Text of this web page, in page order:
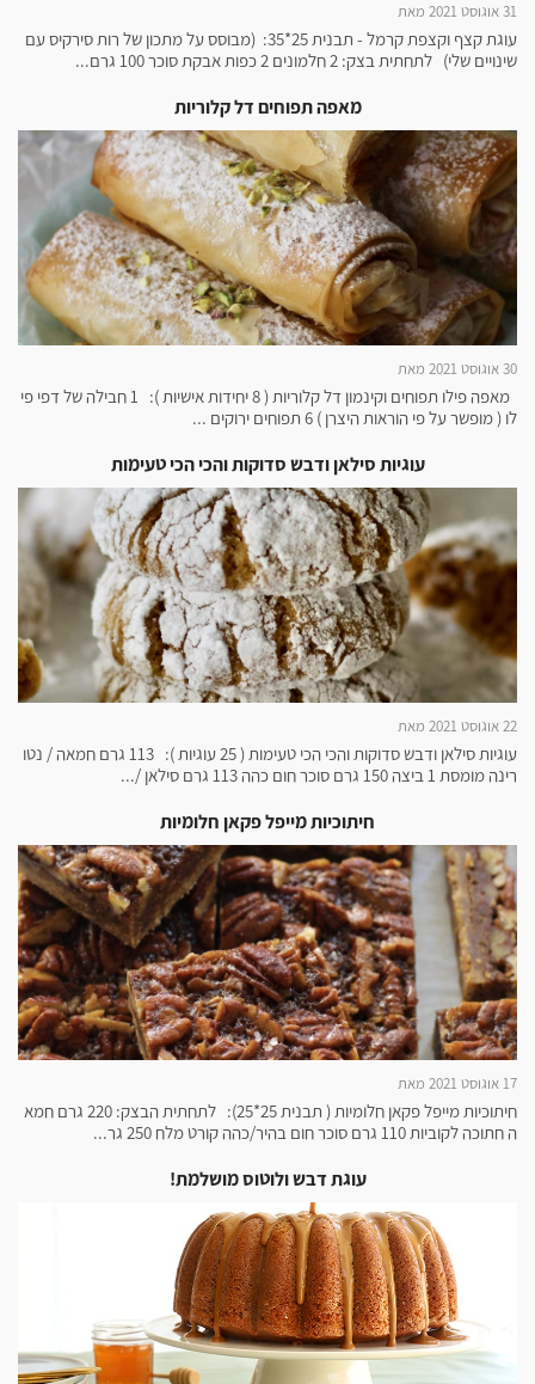
31 אוגוסט 2021 מאת
עוגת קצף וקצפת קרמל - תבנית 25*35: (מבוסס על מתכון של רות סירקיס עם
שינויים שלי) לתחתית בצק: 2 חלמונים 2 כפות אבקת סוכר 100 גרם...
מאפה תפוחים דל קלוריות
30 אוגוסט 2021 מאת
מאפה פילו תפוחים וקינמון דל קלוריות ( 8 יחידות אישיות ): 1 חבילה של דפי פי
לו ( מופשר על פי הוראות היצרן ) 6 תפוחים ירוקים ...
עוגיות סילאן ודבש סדוקות והכי הכי טעימות
22 אוגוסט 2021 מאת
עוגיות סילאן ודבש סדוקות והכי הכי טעימות ( 25 עוגיות ): 113 גרם חמאה / נטו
רינה מומסת 1 ביצה 150 גרם סוכר חום כהה 113 גרם סילאן /...
חיתוכיות מייפל פקאן חלומיות
17 אוגוסט 2021 מאת
חיתוכיות מייפל פקאן חלומיות ( תבנית 25*25): לתחתית הבצק: 220 גרם חמא
ה חתוכה לקוביות 110 גרם סוכר חום בהיר/כהה קורט מלח 250 גר...
עוגת דבש ולוטוס מושלמת!